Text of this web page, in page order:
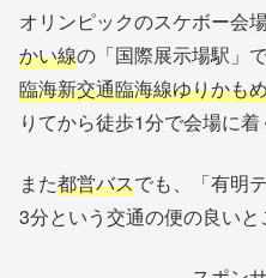
オリンピックのスケボー会場
かい線の「国際展示場駅」
臨海新交通臨海線ゆりかも
りてから徒歩1分で会場に着
また都営バスでも、「有明
3分という交通の便の良いと